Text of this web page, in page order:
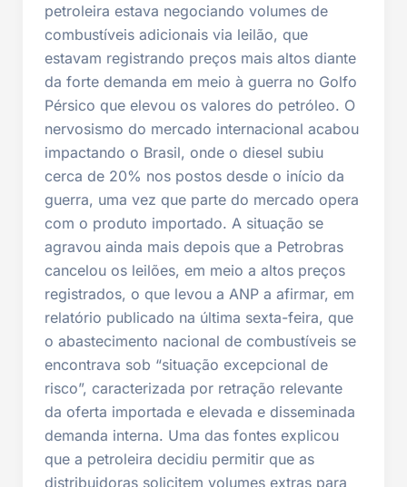
petroleira estava negociando volumes de
combustíveis adicionais via leilão, que
estavam registrando preços mais altos diante
da forte demanda em meio à guerra no Golfo
Pérsico que elevou os valores do petróleo. O
nervosismo do mercado internacional acabou
impactando o Brasil, onde o diesel subiu
cerca de 20% nos postos desde o início da
guerra, uma vez que parte do mercado opera
com o produto importado. A situação se
agravou ainda mais depois que a Petrobras
cancelou os leilões, em meio a altos preços
registrados, o que levou a ANP a afirmar, em
relatório publicado na última sexta-feira, que
o abastecimento nacional de combustíveis se
encontrava sob “situação excepcional de
risco”, caracterizada por retração relevante
da oferta importada e elevada e disseminada
demanda interna. Uma das fontes explicou
que a petroleira decidiu permitir que as
distribuidoras solicitem volumes extras para